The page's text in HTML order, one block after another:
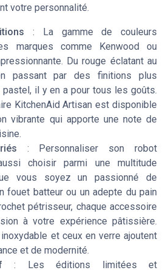
votre personnalité.
: La gamme de couleurs
marques comme Kenwood ou
Du rouge éclatant au
passant par des finitions plus
il y en a pour tous les goûts.
KitchenAid Artisan est disponible
vibrante qui apporte une note de
: Personnaliser son robot
choisir parmi une multitude
vous soyez un passionné de
fouet batteur ou un adepte du pain
pétrisseur, chaque accessoire
à votre expérience pâtissière.
et ceux en verre ajoutent
et de modernité.
: Les éditions limitées et